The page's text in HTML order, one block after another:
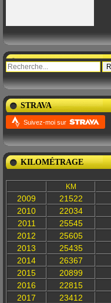
STRAVA
Suivez-moi sur
KILOMÉTRAGE
KM
2009 21522
2010
22034
2011
25545
2012
25605
2013
25435
2014
26367
2015
20899
2016
22815
2017
23412